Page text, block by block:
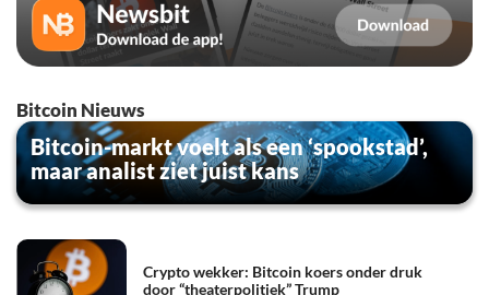
Bitcoin Nieuws
Bitcoin-markt voelt als een ‘spookstad’,
maar analist ziet juist kans
Crypto wekker: Bitcoin koers onder druk
door “theaterpolitiek” Trump